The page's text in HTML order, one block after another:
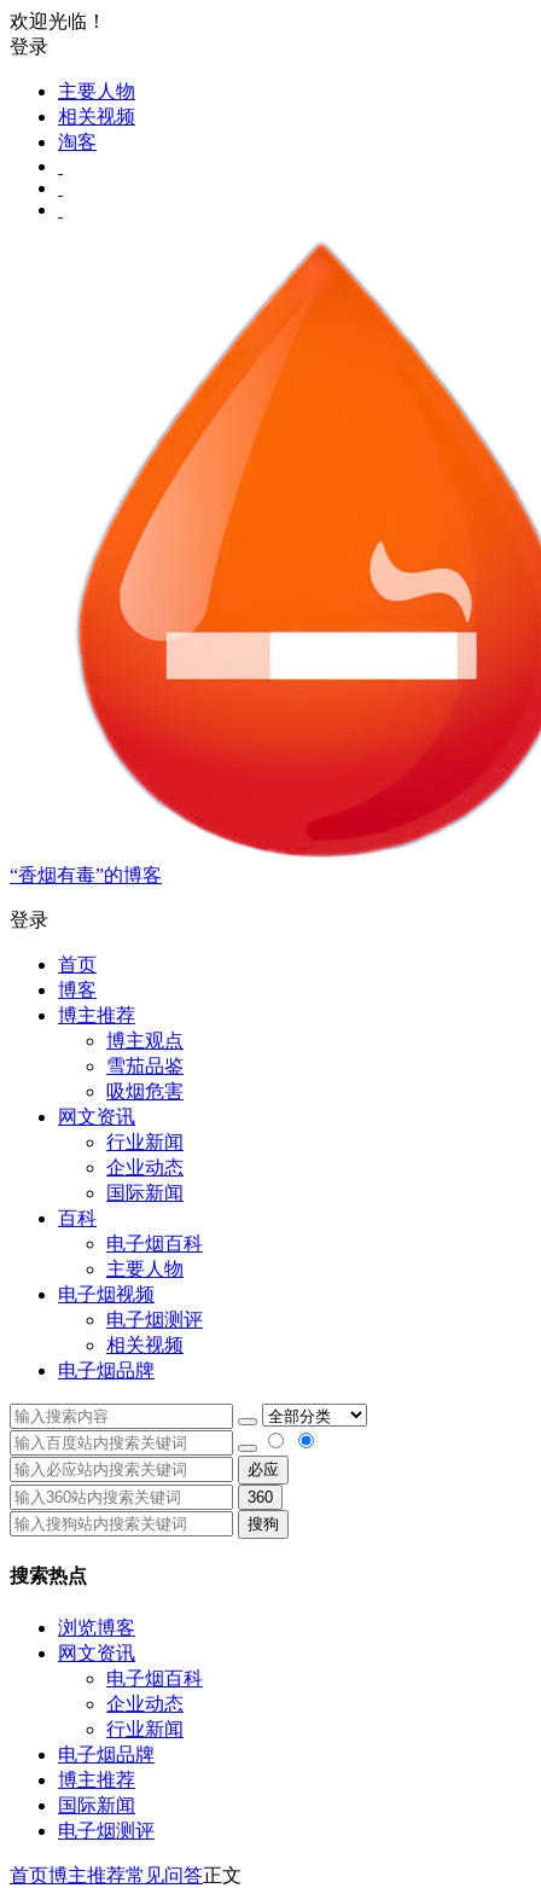
欢迎光临！
登录
主要人物
相关视频
淘客
“香烟有毒”的博客
登录
首页
博客
博主推荐
博主观点
雪茄品鉴
吸烟危害
网文资讯
行业新闻
企业动态
国际新闻
百科
电子烟百科
主要人物
电子烟视频
电子烟测评
相关视频
电子烟品牌
必应
360
搜狗
搜索热点
浏览博客
网文资讯
电子烟百科
企业动态
行业新闻
电子烟品牌
博主推荐
国际新闻
电子烟测评
首页博主推荐常见问答正文